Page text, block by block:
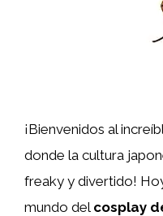
¡Bienvenidos al
donde la cultura
freaky y divertido!
mundo del cosplay